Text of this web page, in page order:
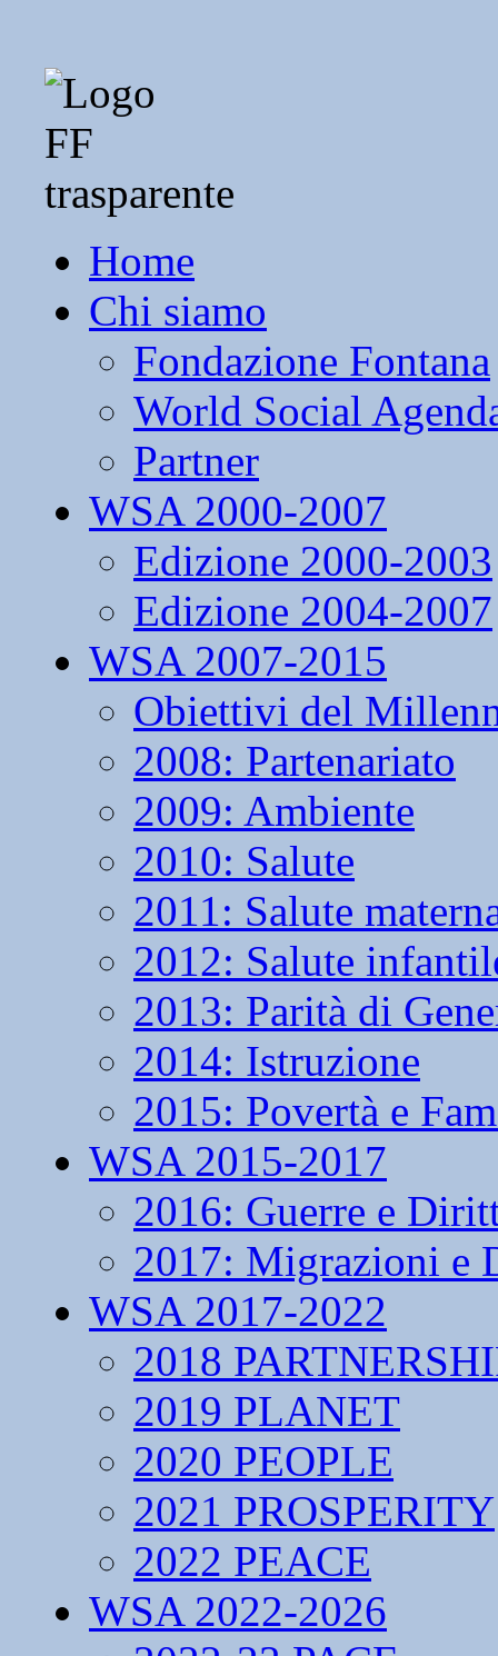
Home
Chi siamo
Fondazione Fontana
World Social
Partner
WSA 2000-2007
Edizione 2000-2003
Edizione 2004-2007
WSA 2007-2015
Obiettivi del
2008: Partenariato
2009: Ambiente
2010: Salute
2011: Salute
2012: Salute
2013: Parità di
2014: Istruzione
2015: Povertà e
WSA 2015-2017
2016: Guerre e
2017: Migrazioni e
WSA 2017-2022
2018
2019 PLANET
2020 PEOPLE
2021 PROSPERITY
2022 PEACE
WSA 2022-2026